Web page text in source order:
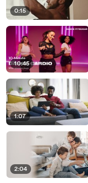
0:15
10:45
1:07
2:04